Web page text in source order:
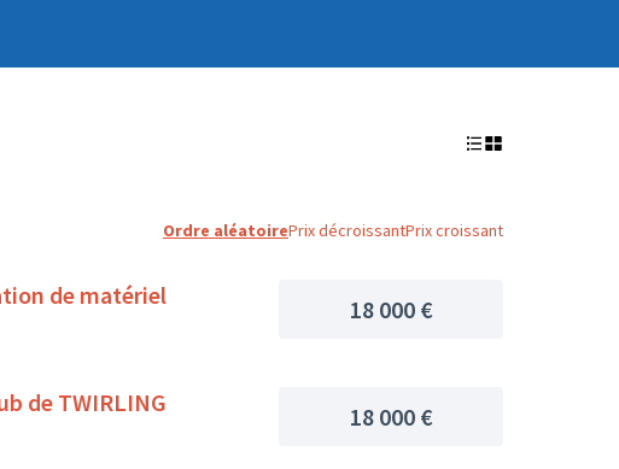
Ordre aléatoirePrix décroissantPrix croissant
de matériel 18 000 €
de TWIRLING 18 000 €